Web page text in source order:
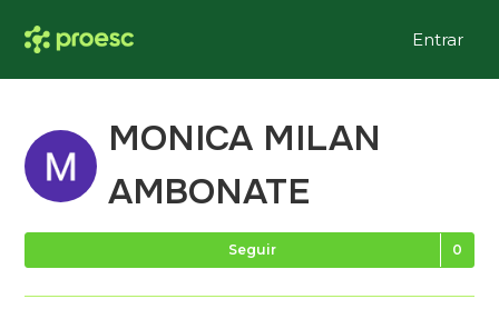
Entrar
MONICA MILAN
AMBONATE
Seguir